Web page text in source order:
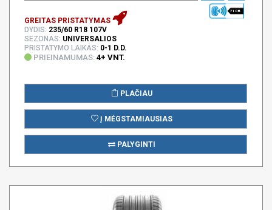
71 DB
GREITAS PRISTATYMAS
DYDIS: 235/60 R18 107V
SEZONAS: UNIVERSALIOS
PRISTATYMO LAIKAS: 0-1 D.D.
PRIEINAMUMAS: 4+ VNT.
PLAČIAU
Į MĖGSTAMIAUSIAS
PALYGINTI